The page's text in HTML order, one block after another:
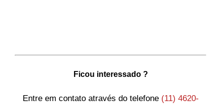
Ficou interessado ?
Entre em contato através do telefone (11) 4620-